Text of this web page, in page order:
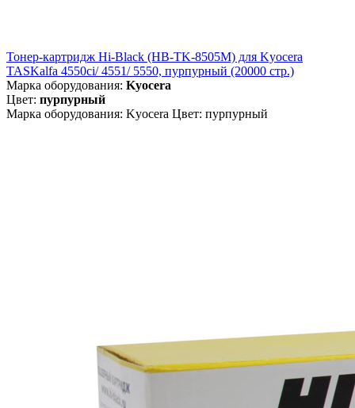
Тонер-картридж Hi-Black (HB-TK-8505M) для Kyocera
TASKalfa 4550ci/ 4551/ 5550, пурпурный (20000 стр.)
Марка оборудования: Kyocera
Цвет: пурпурный
Марка оборудования: Kyocera Цвет: пурпурный